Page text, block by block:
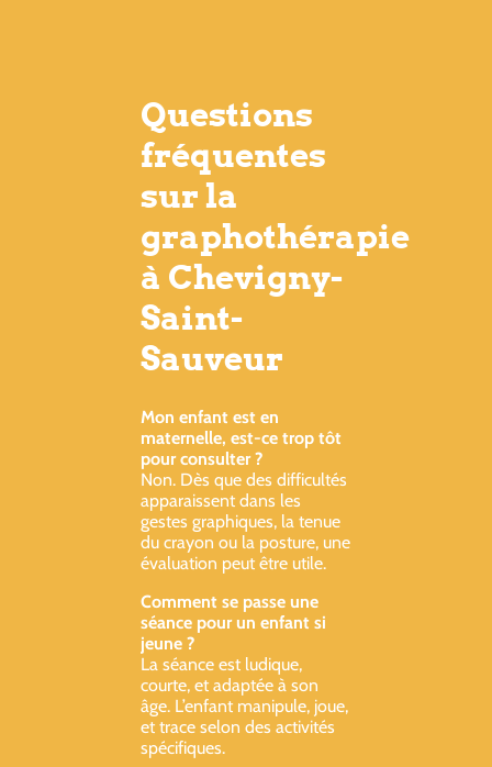
Questions
fréquentes
sur la
graphothérapie
à Chevigny-
Saint-
Sauveur
Mon enfant est en
maternelle, est-ce trop tôt
pour consulter ?
Non. Dès que des difficultés
apparaissent dans les
gestes graphiques, la tenue
du crayon ou la posture, une
évaluation peut être utile.
Comment se passe une
séance pour un enfant si
jeune ?
La séance est ludique,
courte, et adaptée à son
âge. L’enfant manipule, joue,
et trace selon des activités
spécifiques.